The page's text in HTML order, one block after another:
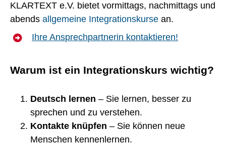
KLARTEXT e.V. bietet vormittags, nachmittags und
abends allgemeine Integrationskursean.
Ihre Ansprechpartnerin kontaktieren!
Warum ist ein Integrationskurs wichtig?
Deutsch lernen – Sie lernen, besser zu
sprechen und zu verstehen.
Kontakte knüpfen – Sie können neue
Menschen kennenlernen.